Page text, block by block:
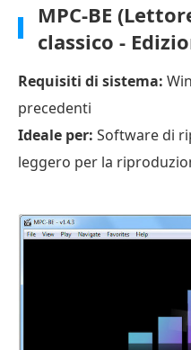
MPC-BE
classico -
Requisiti di sistema:
precedenti
Ideale per: Software di
leggero per la